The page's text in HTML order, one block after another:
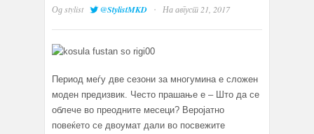
Одstylist @StylistMKD · На август 21, 2017
Период меѓу две сезони за многумина е сложен
моден предизвик. Често прашање е – Што да се
облече во преодните месеци? Веројатно
повеќето се двоумат дали во посвежите